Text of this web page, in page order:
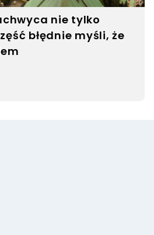
nie tylko
błędnie myśli, że